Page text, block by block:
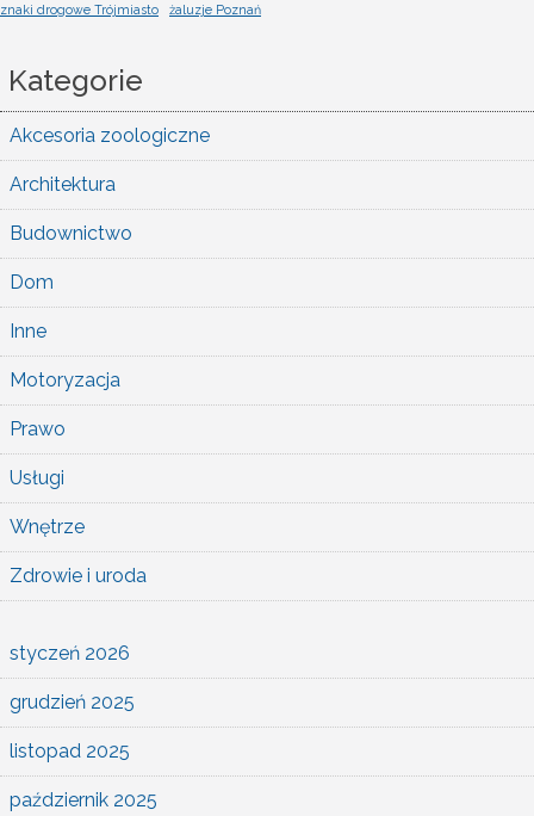
znaki drogowe Trójmiasto
żaluzje Poznań
Kategorie
Akcesoria zoologiczne
Architektura
Budownictwo
Dom
Inne
Motoryzacja
Prawo
Usługi
Wnętrze
Zdrowie i uroda
styczeń 2026
grudzień 2025
listopad 2025
październik 2025